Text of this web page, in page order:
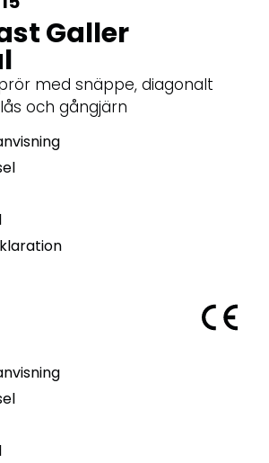
Galler
med snäppe, diagonalt
och gångjärn